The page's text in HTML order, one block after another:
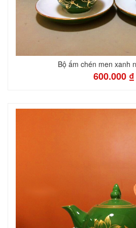
Bộ ấm chén men xanh
600.000 ₫